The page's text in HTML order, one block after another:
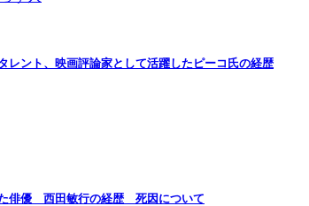
レント、映画評論家として活躍したピーコ氏の経歴
俳優 西田敏行の経歴 死因について